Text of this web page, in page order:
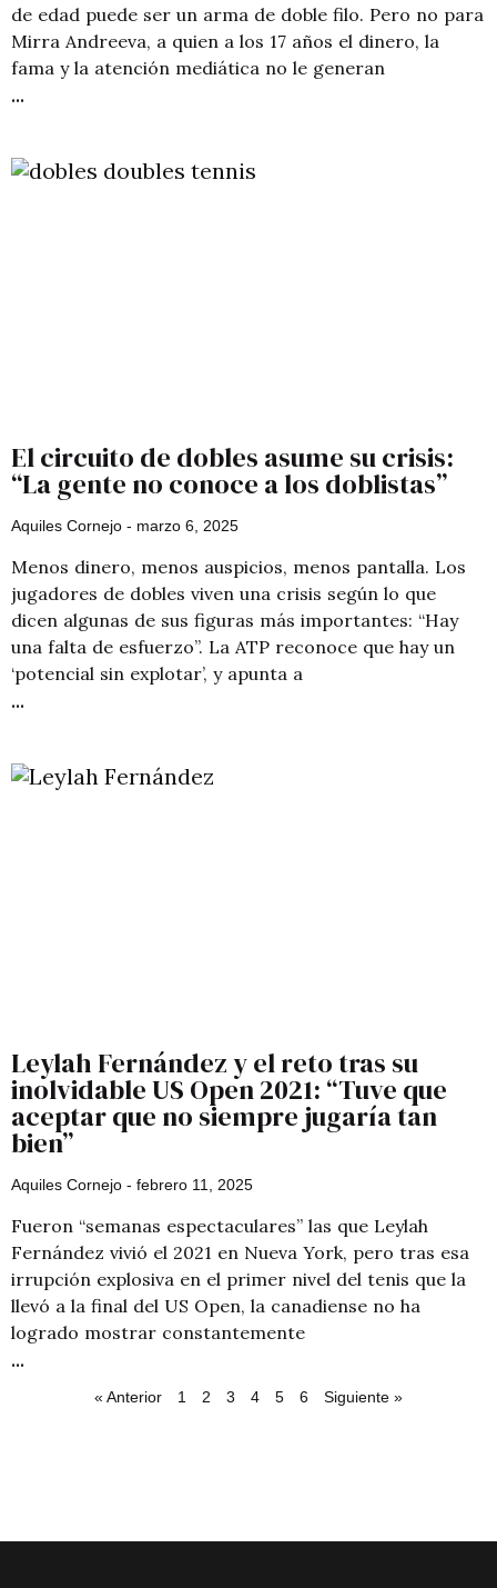
de edad puede ser un arma de doble filo. Pero no para
Mirra Andreeva, a quien a los 17 años el dinero, la
fama y la atención mediática no le generan
El circuito de dobles asume su crisis:
“La gente no conoce a los doblistas”
Aquiles Cornejo marzo 6, 2025
Menos dinero, menos auspicios, menos pantalla. Los
jugadores de dobles viven una crisis según lo que
dicen algunas de sus figuras más importantes: “Hay
una falta de esfuerzo”. La ATP reconoce que hay un
‘potencial sin explotar’, y apunta a
Leylah Fernández y el reto tras su
inolvidable US Open 2021: “Tuve que
aceptar que no siempre jugaría tan
bien”
Aquiles Cornejo febrero 11, 2025
Fueron “semanas espectaculares” las que Leylah
Fernández vivió el 2021 en Nueva York, pero tras esa
irrupción explosiva en el primer nivel del tenis que la
llevó a la final del US Open, la canadiense no ha
logrado mostrar constantemente
« Anterior 1 2 3 4 5 6 Siguiente »